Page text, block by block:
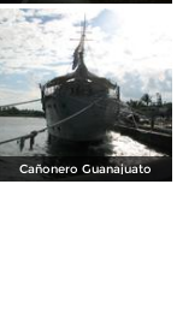
Cañonero Guanajuato